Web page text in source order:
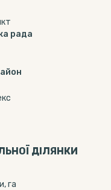
рада
ДІЛЯНКИ
га